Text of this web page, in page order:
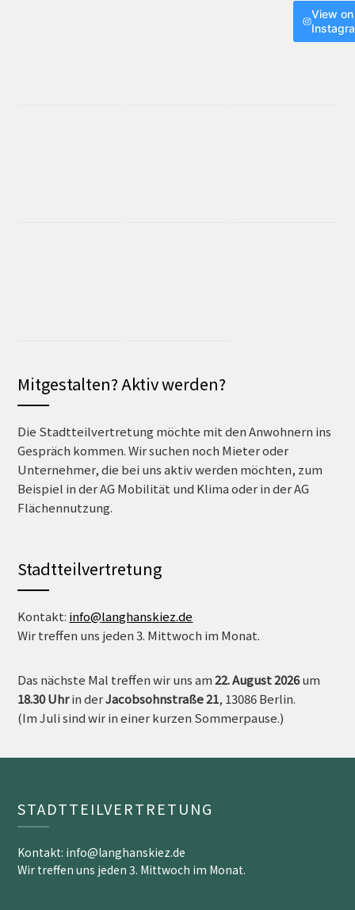
View on
Mitgestalten? Aktiv werden?
Die Stadtteilvertretung möchte mit den Anwohnern ins
Gespräch kommen. Wir suchen noch Mieter oder
Unternehmer, die bei uns aktiv werden möchten, zum
Beispiel in der AG Mobilität und Klima oder in der AG
Flächennutzung.
Stadtteilvertretung
Kontakt: info@langhanskiez.de
Wir treffen uns jeden 3. Mittwoch im Monat.
Das nächste Mal treffen wir uns am22. August 2026um
18.30 Uhrin derJacobsohnstraße 21, 13086 Berlin.
(Im Juli sind wir in einer kurzen Sommerpause.)
STADTTEILVERTRETUNG
Kontakt: info@langhanskiez.de
Wir treffen uns jeden 3. Mittwoch im Monat.